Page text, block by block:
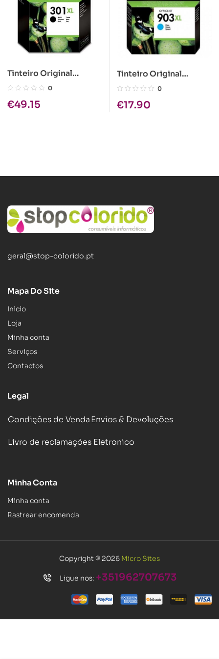
Tinteiro Original
HP301XL Preto
0
€49.15
Tinteiro Original
HP903XL Azul
0
€17.90
geral@stop-colorido.pt
Mapa Do Site
Inicio
Loja
Minha conta
Serviços
Contactos
Legal
Condições de VendaEnvios & Devoluções
Livro de reclamações Eletronico
Minha Conta
Minha conta
Rastrear encomenda
Copyright © 2026 Micro Sites
Ligue nos: +351962707673